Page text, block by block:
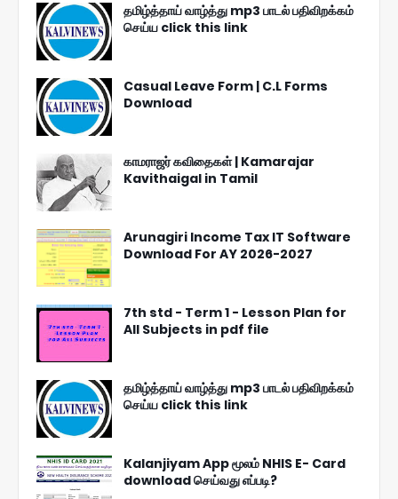
தமிழ்த்தாய் வாழ்த்து mp3 பாடல் பதிவிறக்கம்
செய்ய click this link
Casual Leave Form | C.L Forms
Download
காமராஜர் கவிதைகள் | Kamarajar
Kavithaigal in Tamil
Arunagiri Income Tax IT Software
Download For AY 2026-2027
7th std - Term 1 - Lesson Plan for
All Subjects in pdf file
தமிழ்த்தாய் வாழ்த்து mp3 பாடல் பதிவிறக்கம்
செய்ய click this link
Kalanjiyam App மூலம் NHIS E- Card
download செய்வது எப்படி?